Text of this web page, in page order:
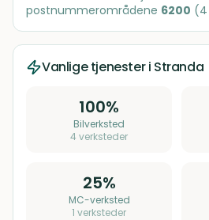
postnummerområdene 6200 (4
Vanlige tjenester i Stranda
100%
Bilverksted
4 verksteder
25%
MC-verksted
1 verksteder